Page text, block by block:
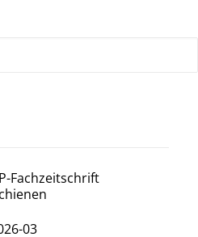
Fachzeitschrift
03